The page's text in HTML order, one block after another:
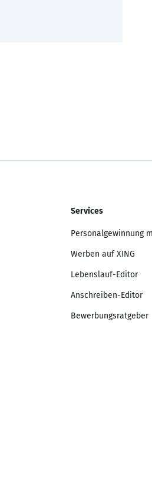
Services
Personalgewinnung
Werben auf XING
Lebenslauf-Editor
Anschreiben-Editor
Bewerbungsratgeber